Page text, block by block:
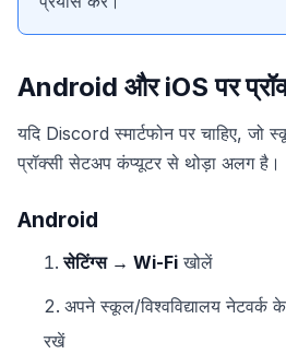
Android और iOS पर
यदि Discord स्मार्टफोन पर चाहिए,
प्रॉक्सी सेटअप कंप्यूटर से थोड़ा अलग है।
Android
सेटिंग्स → Wi-Fi खोलें
अपने स्कूल/विश्वविद्यालय नेटवर्क
रखें